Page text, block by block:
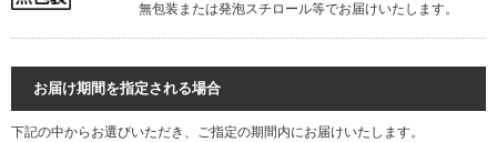
無包装または発泡スチロール等でお届けいたします。
お届け期間を指定される場合
下記の中からお選びいただき、ご指定の期間内にお届けいたします。